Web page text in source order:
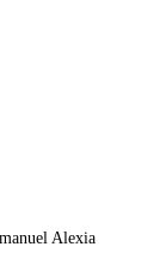
Alexia